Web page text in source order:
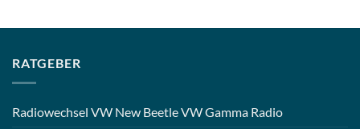
RATGEBER
Radiowechsel VW New Beetle VW Gamma Radio